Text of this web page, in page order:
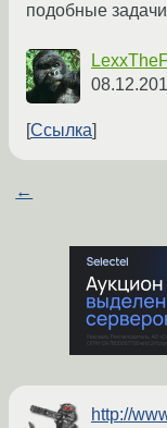
подобные
Ссылка
←
http://